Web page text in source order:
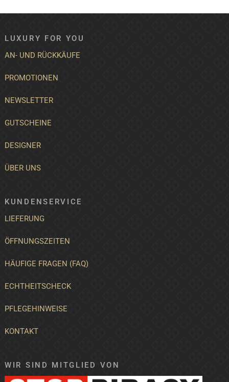
LUXURY FOR YOU
AN- UND RÜCKKÄUFE
PROMOTIONEN
NEWSLETTER
GUTSCHEINE
DESIGNER
ÜBER UNS
KUNDENSERVICE
LIEFERUNG
ÖFFNUNGSZEITEN
HÄUFIGE FRAGEN (FAQ)
ECHTHEITSCHECK
PFLEGEHINWEISE
KONTAKT
WIR SIND MITGLIED VON